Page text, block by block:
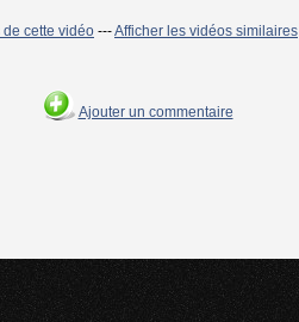
cette vidéo ---Afficher les vidéos similaires
Ajouter un commentaire